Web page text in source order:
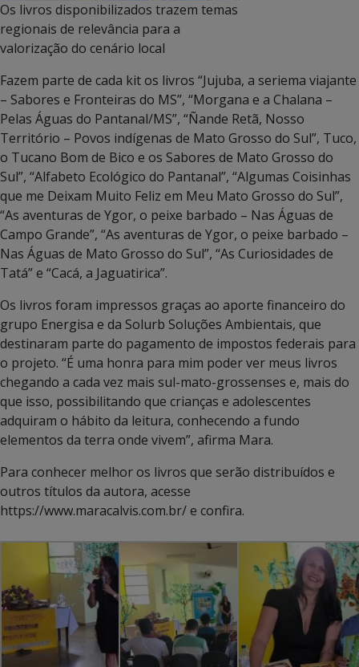
Os livros disponibilizados trazem temas
regionais de relevância para a
valorização do cenário local
Fazem parte de cada kit os livros “Jujuba, a seriema viajante
– Sabores e Fronteiras do MS”, “Morgana e a Chalana –
Pelas Águas do Pantanal/MS”, “Ñande Retã, Nosso
Território – Povos indígenas de Mato Grosso do Sul”, Tuco,
o Tucano Bom de Bico e os Sabores de Mato Grosso do
Sul”, “Alfabeto Ecológico do Pantanal”, “Algumas Coisinhas
que me Deixam Muito Feliz em Meu Mato Grosso do Sul”,
“As aventuras de Ygor, o peixe barbado – Nas Águas de
Campo Grande”, “As aventuras de Ygor, o peixe barbado –
Nas Águas de Mato Grosso do Sul”, “As Curiosidades de
Tatá” e “Cacá, a Jaguatirica”.
Os livros foram impressos graças ao aporte financeiro do
grupo Energisa e da Solurb Soluções Ambientais, que
destinaram parte do pagamento de impostos federais para
o projeto. “É uma honra para mim poder ver meus livros
chegando a cada vez mais sul-mato-grossenses e, mais do
que isso, possibilitando que crianças e adolescentes
adquiram o hábito da leitura, conhecendo a fundo
elementos da terra onde vivem”, afirma Mara.
Para conhecer melhor os livros que serão distribuídos e
outros títulos da autora, acesse
https://www.maracalvis.com.br/ e confira.